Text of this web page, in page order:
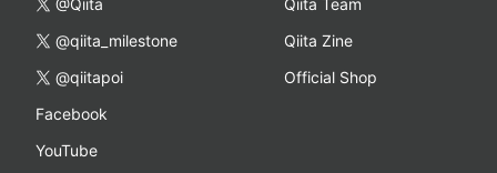
@Qiita
@qiita_milestone
@qiitapoi
Facebook
YouTube
Qiita Team
Qiita Zine
Official Shop